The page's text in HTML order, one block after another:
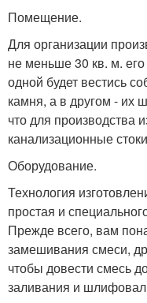
Помещение.
Для организации
не меньше 30 кв. м.
одной будет вестись
камня, а в другом - их
что для производства
канализационные
Оборудование.
Технология
простая и
Прежде всего, вам
замешивания смеси,
чтобы довести смесь
заливания и